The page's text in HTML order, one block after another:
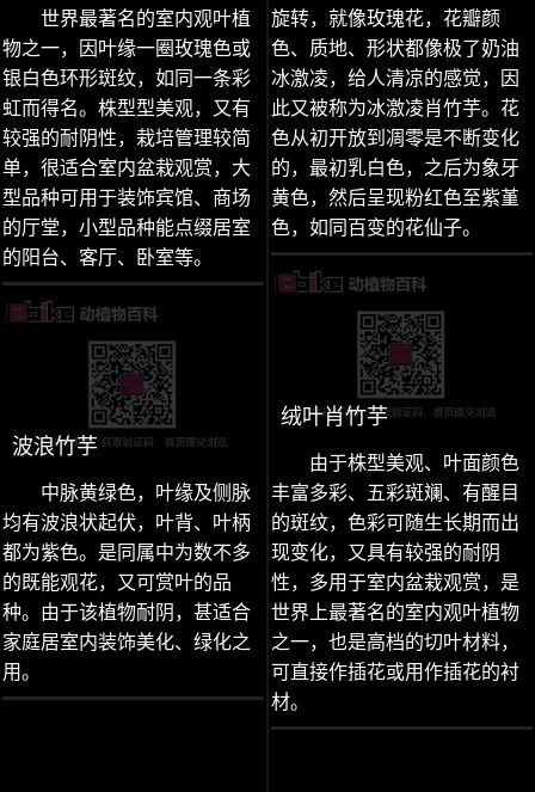
世界最著名的室内观叶植
物之一，因叶缘一圈玫瑰色或
银白色环形斑纹，如同一条彩
虹而得名。株型型美观，又有
较强的耐阴性，栽培管理较简
单，很适合室内盆栽观赏，大
型品种可用于装饰宾馆、商场
的厅堂，小型品种能点缀居室
的阳台、客厅、卧室等。
波浪竹芋
中脉黄绿色，叶缘及侧脉
均有波浪状起伏，叶背、叶柄
都为紫色。是同属中为数不多
的既能观花，又可赏叶的品
种。由于该植物耐阴，甚适合
家庭居室内装饰美化、绿化之
用。
旋转，就像玫瑰花，花瓣颜
色、质地、形状都像极了奶油
冰激凌，给人清凉的感觉，因
此又被称为冰激凌肖竹芋。花
色从初开放到凋零是不断变化
的，最初乳白色，之后为象牙
黄色，然后呈现粉红色至紫堇
色，如同百变的花仙子。
绒叶肖竹芋
由于株型美观、叶面颜色
丰富多彩、五彩斑斓、有醒目
的斑纹，色彩可随生长期而出
现变化，又具有较强的耐阴
性，多用于室内盆栽观赏，是
世界上最著名的室内观叶植物
之一，也是高档的切叶材料，
可直接作插花或用作插花的衬
材。